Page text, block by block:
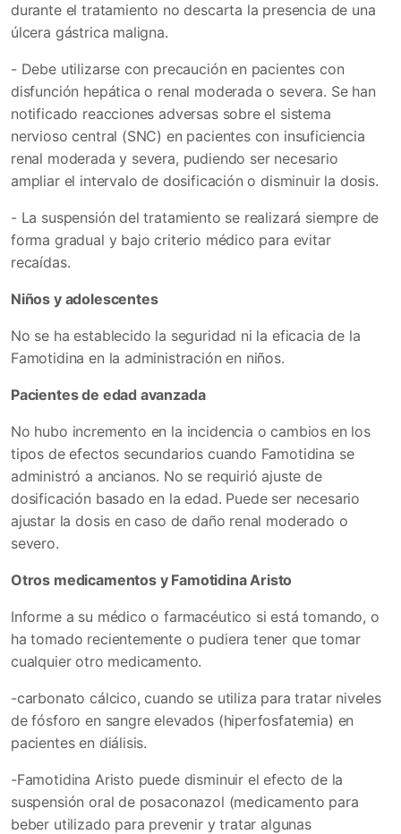
durante el tratamiento no descarta la presencia de una
úlcera gástrica maligna.
- Debe utilizarse con precaución en pacientes con
disfunción hepática o renal moderada o severa. Se han
notificado reacciones adversas sobre el sistema
nervioso central (SNC) en pacientes con insuficiencia
renal moderada y severa, pudiendo ser necesario
ampliar el intervalo de dosificación o disminuir la dosis.
- La suspensión del tratamiento se realizará siempre de
forma gradual y bajo criterio médico para evitar
recaídas.
Niños y adolescentes
No se ha establecido la seguridad ni la eficacia de la
Famotidina en la administración en niños.
Pacientes de edad avanzada
No hubo incremento en la incidencia o cambios en los
tipos de efectos secundarios cuando Famotidina se
administró a ancianos. No se requirió ajuste de
dosificación basado en la edad. Puede ser necesario
ajustar la dosis en caso de daño renal moderado o
severo.
Otros medicamentos y Famotidina Aristo
Informe a su médico o farmacéutico si está tomando, o
ha tomado recientemente o pudiera tener que tomar
cualquier otro medicamento.
-carbonato cálcico, cuando se utiliza para tratar niveles
de fósforo en sangre elevados (hiperfosfatemia) en
pacientes en diálisis.
-Famotidina Aristo puede disminuir el efecto de la
suspensión oral de posaconazol (medicamento para
beber utilizado para prevenir y tratar algunas